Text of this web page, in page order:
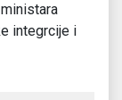
integrcije i